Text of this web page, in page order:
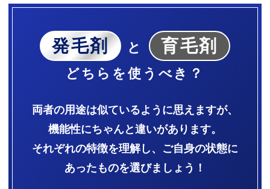
発毛剤 と 育毛剤
どちらを使うべき？
両者の用途は似ているように思えますが、
機能性にちゃんと違いがあります。
それぞれの特徴を理解し、ご自身の状態に
あったものを選びましょう！